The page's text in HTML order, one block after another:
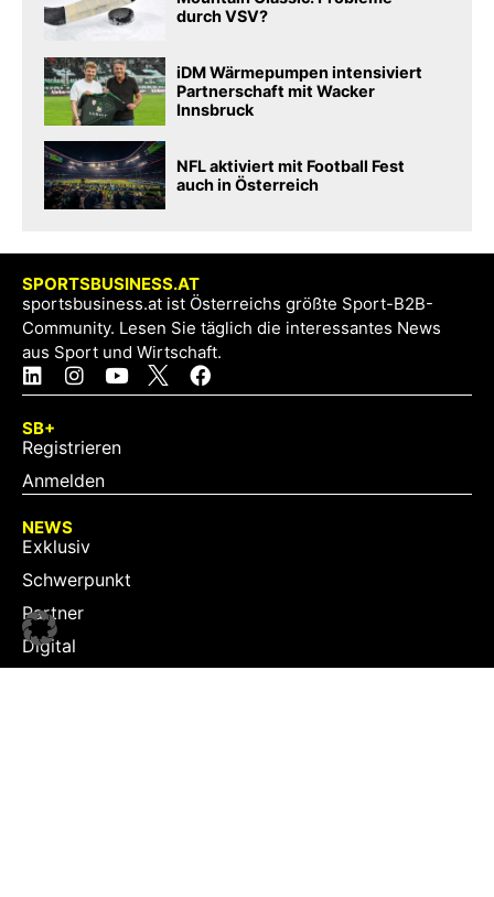
durch VSV?
iDM Wärmepumpen intensiviert
Partnerschaft mit Wacker
Innsbruck
NFL aktiviert mit Football Fest
auch in Österreich
SPORTSBUSINESS.AT
sportsbusiness.at ist Österreichs größte Sport-B2B-
Community. Lesen Sie täglich die interessantes News
aus Sport und Wirtschaft.
SB+
Registrieren
Anmelden
NEWS
Exklusiv
Schwerpunkt
Partner
Digital